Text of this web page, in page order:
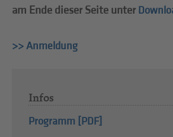
am Ende dieser Seite unter
>> Anmeldung
Infos
Programm [PDF]